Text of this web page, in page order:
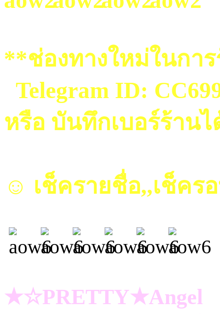
**ช่องทางใหม่ในกา
Telegram ID:
หรือ บันทึกเบอร์ร้านไ
☺ เช็ครายชื่อ,,เช็คร
★☆PRETTY★Angel